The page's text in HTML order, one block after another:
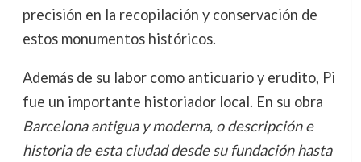
precisión en la recopilación y conservación de
estos monumentos históricos.
Además de su labor como anticuario y erudito, Pi
fue un importante historiador local. En su obra
Barcelona antigua y moderna, o descripción e
historia de esta ciudad desde su fundación hasta